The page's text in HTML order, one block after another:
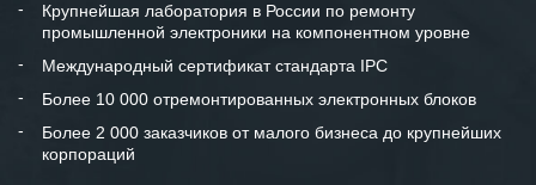
Крупнейшая лаборатория в России по ремонту
промышленной электроники на компонентном уровне
Международный сертификат стандарта IPC
Более 10 000 отремонтированных электронных блоков
Более 2 000 заказчиков от малого бизнеса до крупнейших
корпораций